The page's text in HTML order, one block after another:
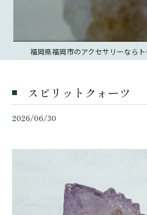
福岡
スピリットクォーツ
2026/06/30